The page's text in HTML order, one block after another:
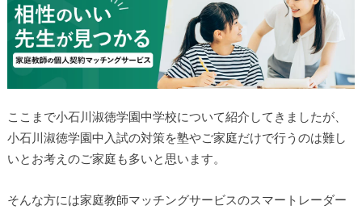
ここまで小石川淑徳学園中学校について紹介してきましたが、
小石川淑徳学園中入試の対策を塾やご家庭だけで行うのは難し
いとお考えのご家庭も多いと思います。
そんな方には家庭教師マッチングサービスのスマートレーダー